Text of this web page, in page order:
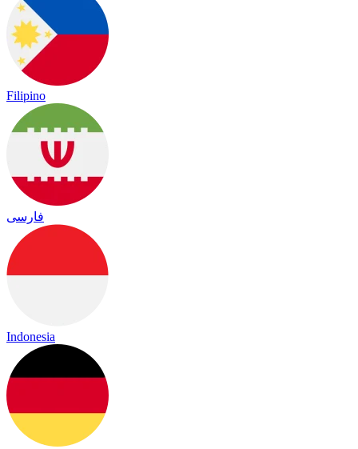
Filipino
فارسی
Indonesia